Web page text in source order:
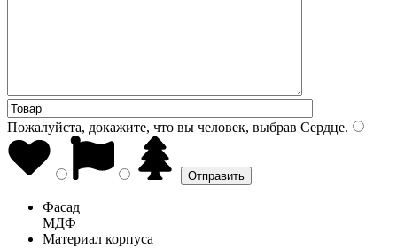
Пожалуйста, докажите, что вы человек, выбрав Сердце.
Фасад
МДФ
Материал корпуса